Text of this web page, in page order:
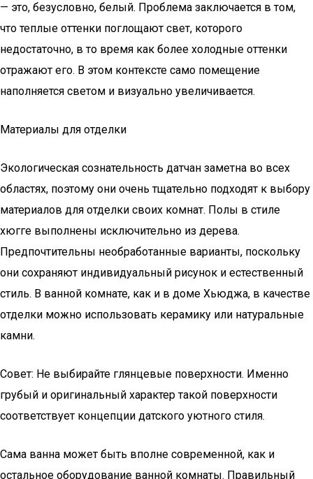
— это, безусловно, белый. Проблема заключается в том,
что теплые оттенки поглощают свет, которого
недостаточно, в то время как более холодные оттенки
отражают его. В этом контексте само помещение
наполняется светом и визуально увеличивается.
Материалы для отделки
Экологическая сознательность датчан заметна во всех
областях, поэтому они очень тщательно подходят к выбору
материалов для отделки своих комнат. Полы в стиле
хюгге выполнены исключительно из дерева.
Предпочтительны необработанные варианты, поскольку
они сохраняют индивидуальный рисунок и естественный
стиль. В ванной комнате, как и в доме Хьюджа, в качестве
отделки можно использовать керамику или натуральные
камни.
Совет: Не выбирайте глянцевые поверхности. Именно
грубый и оригинальный характер такой поверхности
соответствует концепции датского уютного стиля.
Сама ванна может быть вполне современной, как и
остальное оборудование ванной комнаты. Правильный